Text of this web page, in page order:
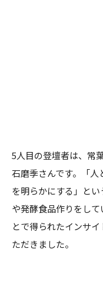
5人目の登壇者は、常
石磨季さんです。「
を明らかにする」と
や発酵食品作りをし
とで得られたインサ
ただきました。